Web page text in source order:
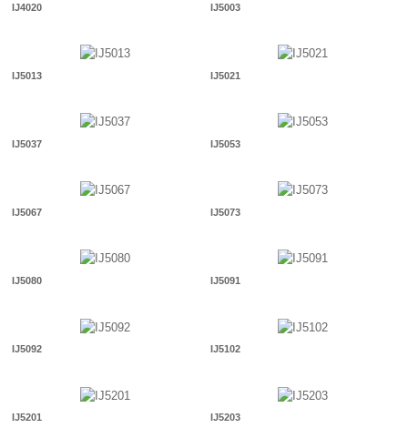
IJ4020 IJ5003
IJ5013 IJ5021
IJ5037 IJ5053
IJ5067 IJ5073
IJ5080 IJ5091
IJ5092 IJ5102
IJ5201 IJ5203